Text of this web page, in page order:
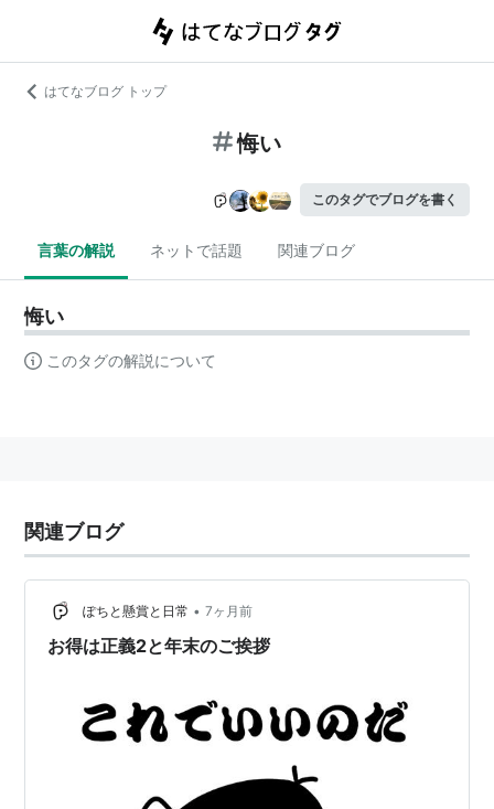
はてなブログ トップ
悔い
このタグでブログを書く
言葉の解説 ネットで話題 関連ブログ
悔い
このタグの解説について
関連ブログ
ぽちと懸賞と日常 • 7ヶ月前
お得は正義2と年末のご挨拶